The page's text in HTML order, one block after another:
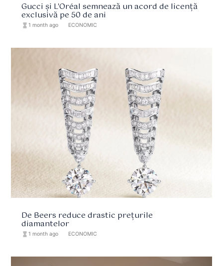
Gucci și L'Oréal semnează un acord de licență
exclusivă pe 50 de ani
hourglass_full 1 month ago ECONOMIC
De Beers reduce drastic prețurile
diamantelor
hourglass_full 1 month ago ECONOMIC